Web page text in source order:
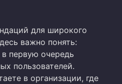
для широкого
важно понять:
первую очередь
пользователей.
в организации, где